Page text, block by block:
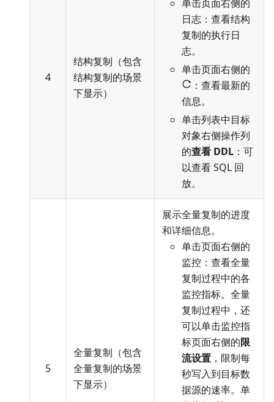
4
结构复制（包含
结构复制的场景
下显示）
单击页面右侧的
日志：查看结构
复制的执行日
志。
单击页面右侧的
：查看最新的
信息。
单击列表中目标
对象右侧操作列
的查看 DDL ：可
以查看 SQL 回
放。
5
全量复制（包含
全量复制的场景
下显示）
展示全量复制的进度
和详细信息。
单击页面右侧的
监控：查看全量
复制过程中的各
监控指标。全量
复制过程中，还
可以单击监控指
标页面右侧的限
流设置 ，限制每
秒写入到目标数
据源的速率。单